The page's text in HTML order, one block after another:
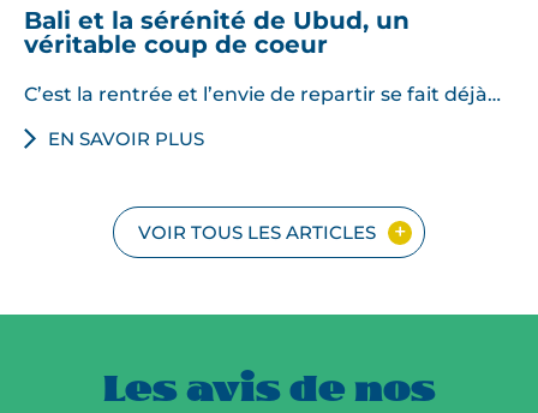
Bali et la sérénité de Ubud, un
véritable coup de coeur
C’est la rentrée et l’envie de repartir se fait déjà…
EN SAVOIR PLUS
VOIR TOUS LES ARTICLES
Les avis de nos